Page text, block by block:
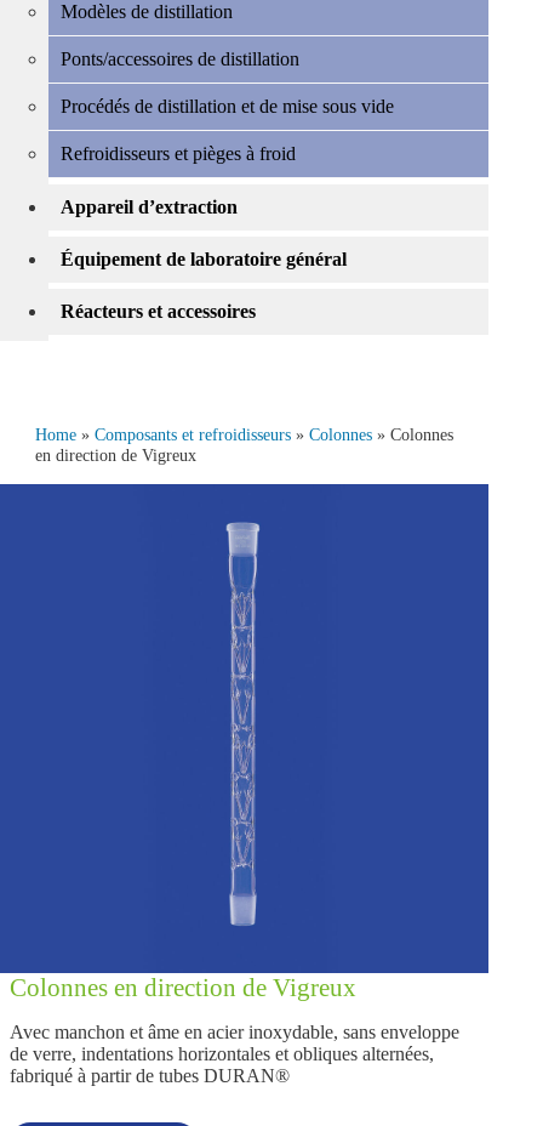
Home» Composants et refroidisseurs» Colonnes» Colonnes
en direction de Vigreux
Colonnes en direction de Vigreux
Avec manchon et âme en acier inoxydable, sans enveloppe
de verre, indentations horizontales et obliques alternées,
fabriqué à partir de tubes DURAN®
Modèles de distillation
Ponts/accessoires de distillation
Procédés de distillation et de mise sous vide
Refroidisseurs et pièges à froid
Appareil d’extraction
Équipement de laboratoire général
Réacteurs et accessoires